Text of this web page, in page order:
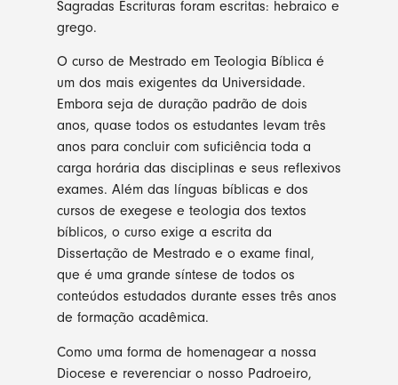
Sagradas Escrituras foram escritas: hebraico e
grego.
O curso de Mestrado em Teologia Bíblica é
um dos mais exigentes da Universidade.
Embora seja de duração padrão de dois
anos, quase todos os estudantes levam três
anos para concluir com suficiência toda a
carga horária das disciplinas e seus reflexivos
exames. Além das línguas bíblicas e dos
cursos de exegese e teologia dos textos
bíblicos, o curso exige a escrita da
Dissertação de Mestrado e o exame final,
que é uma grande síntese de todos os
conteúdos estudados durante esses três anos
de formação acadêmica.
Como uma forma de homenagear a nossa
Diocese e reverenciar o nosso Padroeiro,